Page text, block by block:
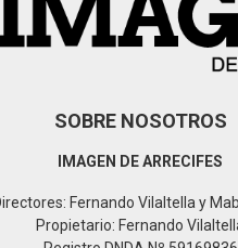
SOBRE NOSOTROS
IMAGEN DE ARRECIFES
Fernando Vilaltella y
Propietario: Fernando